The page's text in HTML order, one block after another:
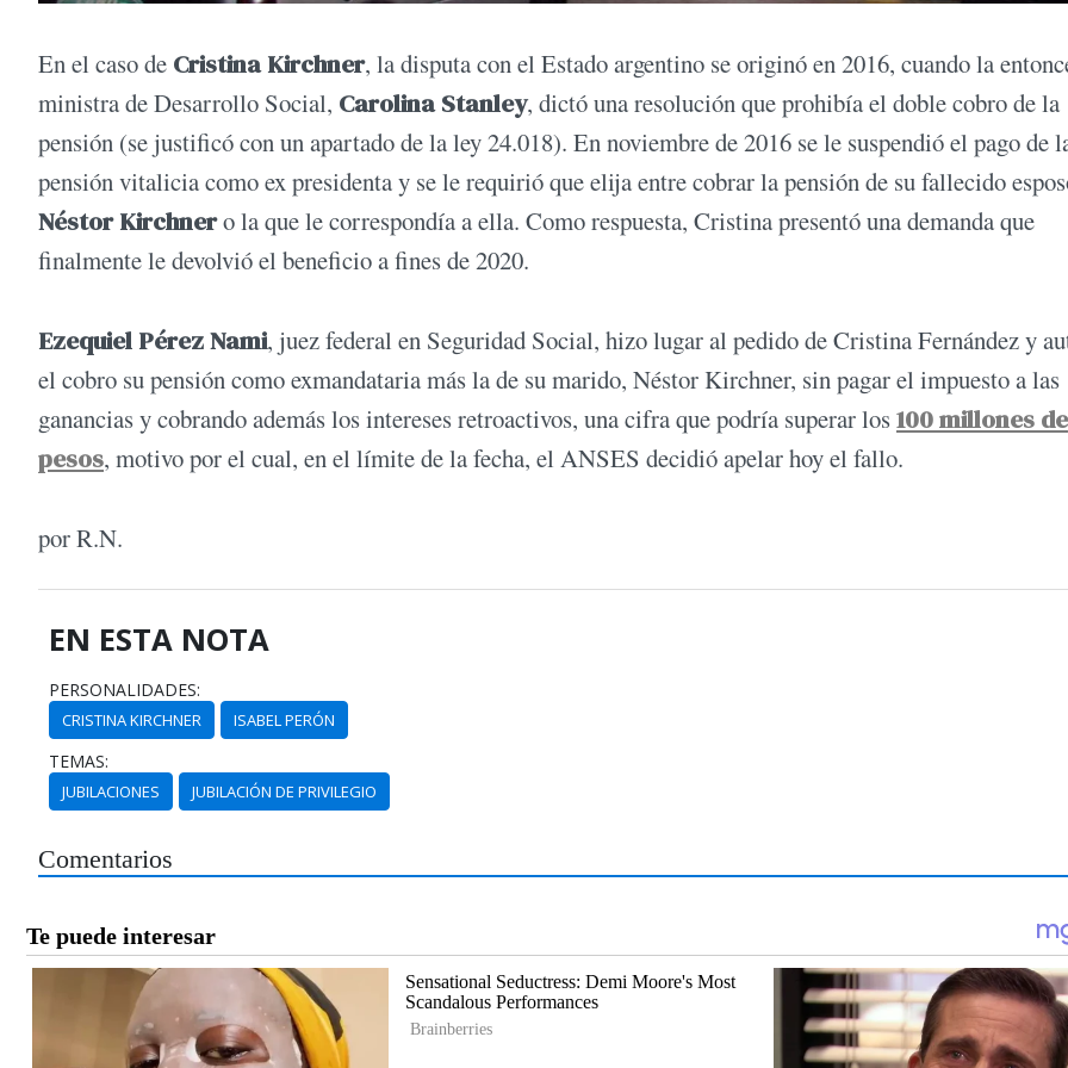
En el caso de Cristina Kirchner, la disputa con el Estado argentino se originó en 2016, cuando la
ministra de Desarrollo Social, Carolina Stanley, dictó una resolución que prohibía el doble cobro de la
pensión (se justificó con un apartado de la ley 24.018). En noviembre de 2016 se le suspendió el pago de
pensión vitalicia como ex presidenta y se le requirió que elija entre cobrar la pensión de su fallecido
Néstor Kirchnero la que le correspondía a ella. Como respuesta, Cristina presentó una demanda que
finalmente le devolvió el beneficio a fines de 2020.
Ezequiel Pérez Nami, juez federal en Seguridad Social, hizo lugar al pedido de Cristina Fernández y
el cobro su pensión como exmandataria más la de su marido, Néstor Kirchner, sin pagar el impuesto a las
ganancias y cobrando además los intereses retroactivos, una cifra que podría superar los100 millones de
pesos, motivo por el cual, en el límite de la fecha, el ANSES decidió apelar hoy el fallo.
por R.N.
EN ESTA NOTA
PERSONALIDADES:
CRISTINA KIRCHNER ISABEL PERÓN
TEMAS:
JUBILACIONES JUBILACIÓN DE PRIVILEGIO
Comentarios